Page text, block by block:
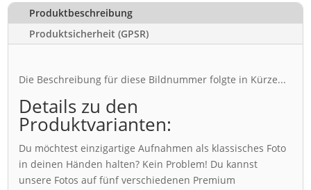
Produktbeschreibung
Produktsicherheit (GPSR)
Die Beschreibung für diese Bildnummer folgte in Kürze...
Details zu den
Produktvarianten:
Du möchtest einzigartige Aufnahmen als klassisches Foto
in deinen Händen halten? Kein Problem! Du kannst
unsere Fotos auf fünf verschiedenen Premium